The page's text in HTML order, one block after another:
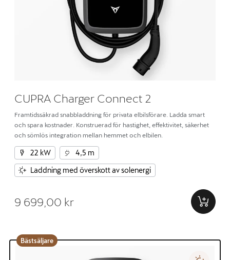
CUPRA Charger Connect 2
Framtidssäkrad snabbladdning för privata elbilsförare. Ladda smart
och spara kostnader. Konstruerad för hastighet, effektivitet, säkerhet
och sömlös integration mellan hemmet och elbilen.
22 kW
4,5 m
Laddning med överskott av solenergi
9 699,00 kr
Bästsäljare